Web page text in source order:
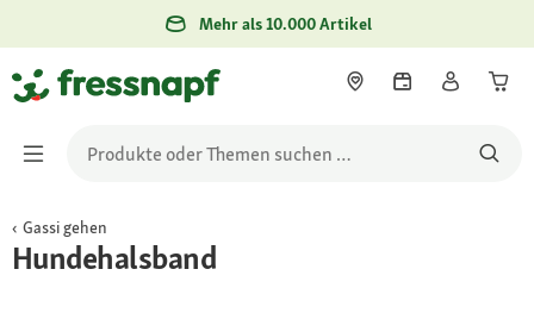
Mehr als 10.000 Artikel
Gassi gehen
Hundehalsband